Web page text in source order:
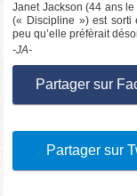
Janet Jackson (44 ans
(« Discipline ») est sorti
peu qu’elle préfèrait
-JA-
Partager sur
Partager sur